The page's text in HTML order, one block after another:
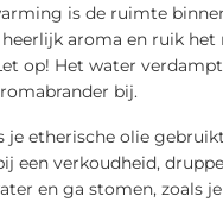
is de ruimte
aroma en ruik het
op! Het water
bij.
je etherische olie
een verkoudheid,
en ga stomen, zoals